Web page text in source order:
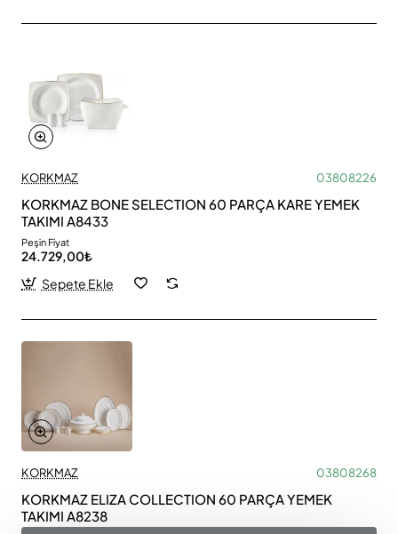
KORKMAZ 03808226
KORKMAZ BONE SELECTION 60 PARÇA KARE YEMEK
TAKIMI A8433
Peşin Fiyat
24.729,00₺
Sepete Ekle
KORKMAZ 03808268
KORKMAZ ELIZA COLLECTION 60 PARÇA YEMEK
TAKIMI A8238